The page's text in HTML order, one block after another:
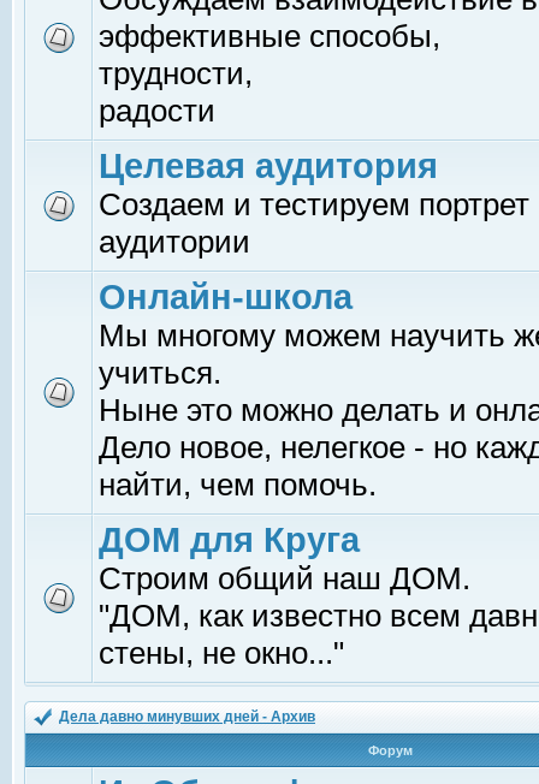
эффективные способы,
трудности,
радости
Целевая аудитория
Создаем и тестируем
аудитории
Онлайн-школа
Мы многому можем научить
учиться.
Ныне это можно делать и
Дело новое, нелегкое - но
найти, чем помочь.
ДОМ для Круга
Строим общий наш ДОМ.
"ДОМ, как известно всем
стены, не окно..."
Дела давно минувших дней - Архив
Форум